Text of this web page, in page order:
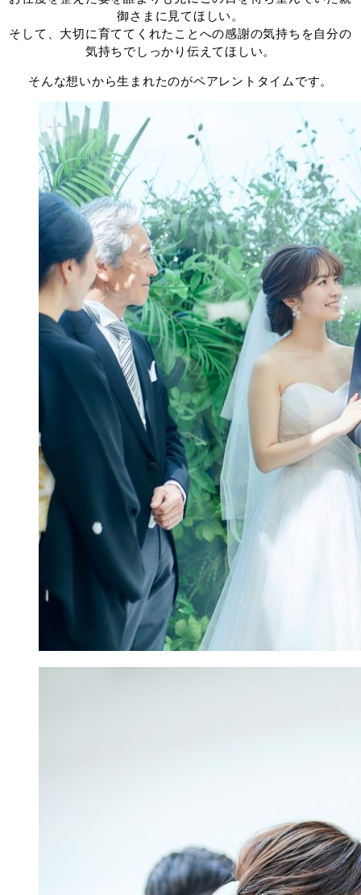
御さまに見てほしい。
そして、大切に育ててくれたことへの感謝の気持ちを自分の
気持ちでしっかり伝えてほしい。
そんな想いから生まれたのがペアレントタイムです。